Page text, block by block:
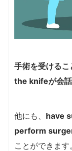
手術を受けるこ
the knifeが会
他にも、 have
perform
ことができます。